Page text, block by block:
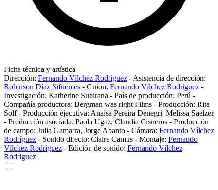
Ficha técnica y artística
Dirección: Fernando Vílchez Rodríguez - Asistencia de dirección:
Robinson Díaz Sifuentes - Guion: Fernando Vílchez Rodríguez -
Investigación: Katherine Subirana - País de producción: Perú -
Compañía productora: Bergman was right Films - Producción: Rita
Solf- Producción ejecutiva: Anaísa Pereira Denegri, Melissa Saelzer
- Producción asociada: Paola Ugaz, Claudia Cisneros - Producción
de campo: Julia Gamarra, Jorge Abanto - Cámara: Fernando Vílchez
Rodríguez - Sonido directo: Claire Camus - Montaje: Fernando
Vílchez Rodríguez - Edición de sonido: Fernando Vílchez
Rodríguez